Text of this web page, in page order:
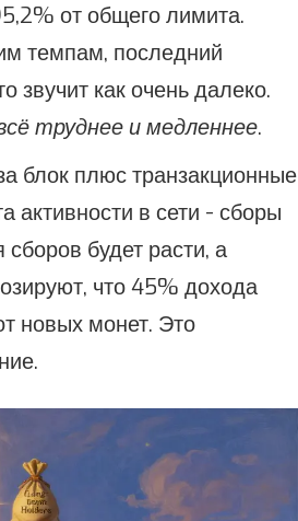
от общего лимита.
темпам, последний
звучит как очень далеко.
труднее и медленнее.
блок плюс транзакционные
в сети - сборы
будет расти, а
что 45% дохода
новых монет. Это